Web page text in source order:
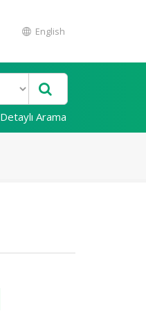
English
Detaylı Arama